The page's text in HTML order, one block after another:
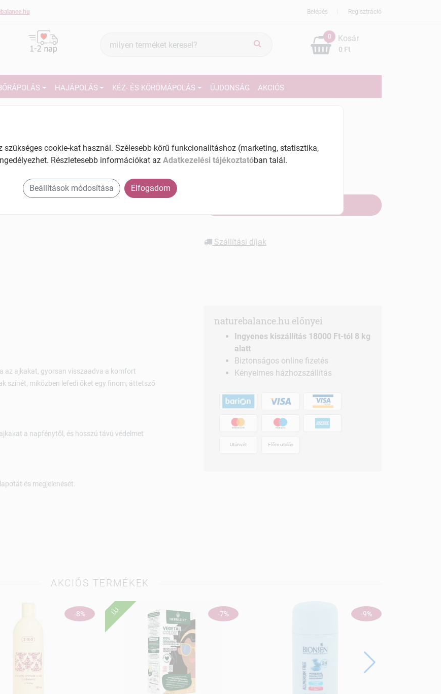
Regisztráció
Belépés
keresés
0
0 Ft
Kosár
HAJÁPOLÁS KÉZ- ÉS KÖRÖMÁPOLÁS ÚJDONSÁG AKCIÓS
e-vit.tutti frutti 4,5g 1 db
Tartalom: 1 db
27% ÁFÁ-val , [349 Ft/db]
Készletinformáció:
Szállítási díjak
az ajkakat, gyorsan visszaadva a komfort
színét, miközben lefedi őket egy finom, áttetsző
a napfénytől, és hosszú távú védelmet
és megjelenését.
naturebalance.hu előnyei
Ingyenes kiszállítás 18000 Ft-tól 8 kg
alatt
Biztonságos online fizetés
Kényelmes házhozszállítás
Utánvét Előre utalás
AKCIÓS TERMÉKEK
-8% -7%
ÚJ -9%
cookie-kat használ. Szélesebb körű funkcionalitáshoz (marketing, statisztika,
Részletesebb információkat az Adatkezelési tájékoztatóban talál.
Beállítások módosítása Elfogadom